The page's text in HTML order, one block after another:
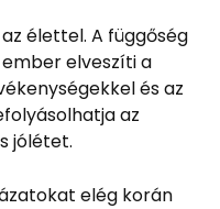
élettel. A függőség
elveszíti a
és az
az
jólétet.
elég korán